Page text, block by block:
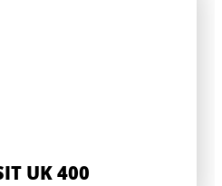
UK 400